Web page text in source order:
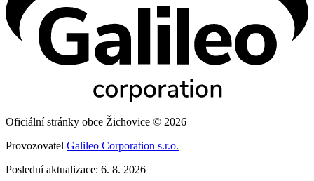
Oficiální stránky obce Žichovice © 2026
Provozovatel Galileo Corporation s.r.o.
Poslední aktualizace: 6. 8. 2026